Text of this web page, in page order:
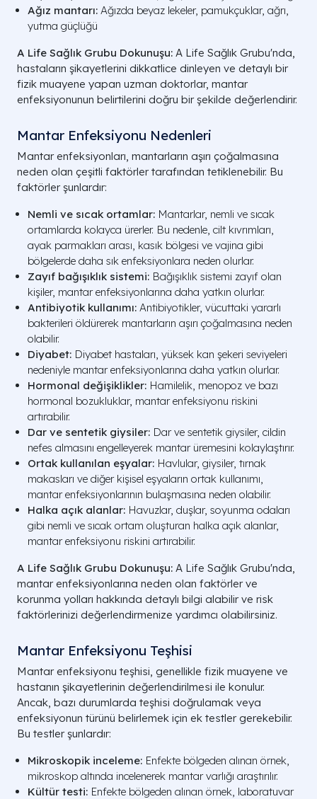
Ağız mantarı: Ağızda beyaz lekeler, pamukçuklar, ağrı,
yutma güçlüğü
A Life Sağlık Grubu Dokunuşu: A Life Sağlık Grubu'nda,
hastaların şikayetlerini dikkatlice dinleyen ve detaylı bir
fizik muayene yapan uzman doktorlar, mantar
enfeksiyonunun belirtilerini doğru bir şekilde değerlendirir.
Mantar Enfeksiyonu Nedenleri
Mantar enfeksiyonları, mantarların aşırı çoğalmasına
neden olan çeşitli faktörler tarafından tetiklenebilir. Bu
faktörler şunlardır:
Nemli ve sıcak ortamlar: Mantarlar, nemli ve sıcak
ortamlarda kolayca ürerler. Bu nedenle, cilt kıvrımları,
ayak parmakları arası, kasık bölgesi ve vajina gibi
bölgelerde daha sık enfeksiyonlara neden olurlar.
Zayıf bağışıklık sistemi: Bağışıklık sistemi zayıf olan
kişiler, mantar enfeksiyonlarına daha yatkın olurlar.
Antibiyotik kullanımı: Antibiyotikler, vücuttaki yararlı
bakterileri öldürerek mantarların aşırı çoğalmasına neden
olabilir.
Diyabet: Diyabet hastaları, yüksek kan şekeri seviyeleri
nedeniyle mantar enfeksiyonlarına daha yatkın olurlar.
Hormonal değişiklikler: Hamilelik, menopoz ve bazı
hormonal bozukluklar, mantar enfeksiyonu riskini
artırabilir.
Dar ve sentetik giysiler: Dar ve sentetik giysiler, cildin
nefes almasını engelleyerek mantar üremesini kolaylaştırır.
Ortak kullanılan eşyalar: Havlular, giysiler, tırnak
makasları ve diğer kişisel eşyaların ortak kullanımı,
mantar enfeksiyonlarının bulaşmasına neden olabilir.
Halka açık alanlar: Havuzlar, duşlar, soyunma odaları
gibi nemli ve sıcak ortam oluşturan halka açık alanlar,
mantar enfeksiyonu riskini artırabilir.
A Life Sağlık Grubu Dokunuşu: A Life Sağlık Grubu'nda,
mantar enfeksiyonlarına neden olan faktörler ve
korunma yolları hakkında detaylı bilgi alabilir ve risk
faktörlerinizi değerlendirmenize yardımcı olabilirsiniz.
Mantar Enfeksiyonu Teşhisi
Mantar enfeksiyonu teşhisi, genellikle fizik muayene ve
hastanın şikayetlerinin değerlendirilmesi ile konulur.
Ancak, bazı durumlarda teşhisi doğrulamak veya
enfeksiyonun türünü belirlemek için ek testler gerekebilir.
Bu testler şunlardır:
Mikroskopik inceleme: Enfekte bölgeden alınan örnek,
mikroskop altında incelenerek mantar varlığı araştırılır.
Kültür testi: Enfekte bölgeden alınan örnek, laboratuvar